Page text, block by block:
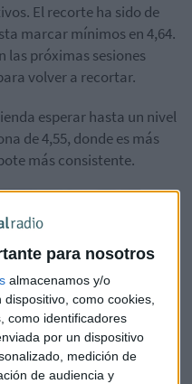
para nosotros
almacenamos y/o
como cookies,
como identificadores
por un dispositivo
medición de
de audiencia y
El recorte ha sido de
marcar mínimos en 4,64.
las próximas sesiones
volver a recortar.
esperar hasta un nivel
de 4,55, donde es más
más consistente.